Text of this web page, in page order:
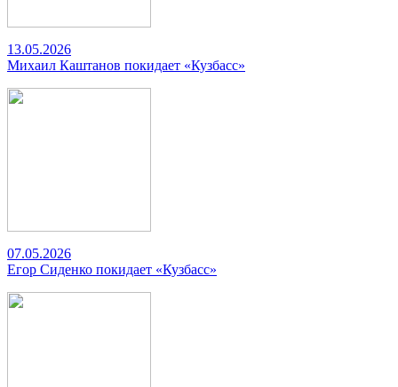
13.05.2026
Михаил Каштанов покидает «Кузбасс»
07.05.2026
Егор Сиденко покидает «Кузбасс»